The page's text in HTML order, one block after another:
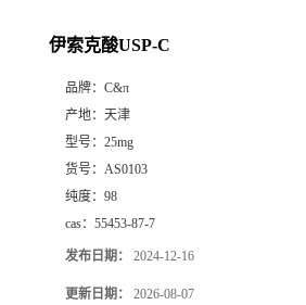
伊索克酸USP-C
品牌： C&π
产地： 天津
型号： 25mg
货号： AS0103
纯度： 98
cas： 55453-87-7
发布日期： 2024-12-16
更新日期： 2026-08-07